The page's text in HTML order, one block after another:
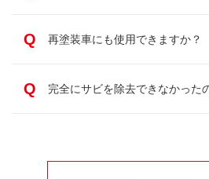
Q 再塗装車にも使用できますか？
Q 完全にサビを除去できなかった